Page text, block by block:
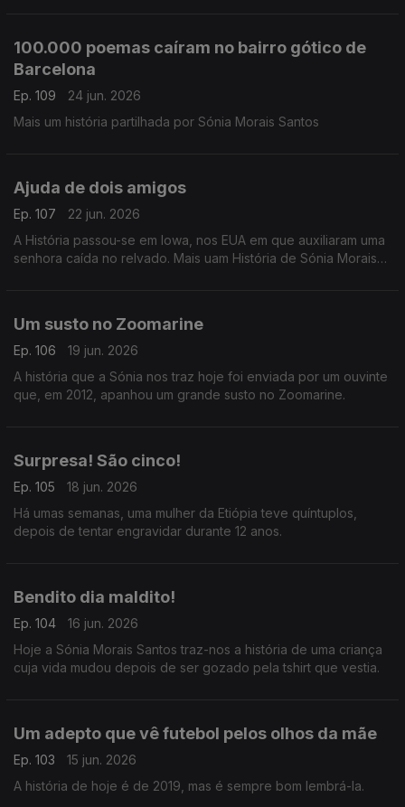
100.000 poemas caíram no bairro gótico de
Barcelona
Ep. 109
24 jun. 2026
Mais um história partilhada por Sónia Morais Santos
Ajuda de dois amigos
Ep. 107
22 jun. 2026
A História passou-se em Iowa, nos EUA em que auxiliaram uma
senhora caída no relvado. Mais uam História de Sónia Morais
Um susto no Zoomarine
Ep. 106
19 jun. 2026
A história que a Sónia nos traz hoje foi enviada por um ouvinte
que, em 2012, apanhou um grande susto no Zoomarine.
Surpresa! São cinco!
Ep. 105
18 jun. 2026
Há umas semanas, uma mulher da Etiópia teve quíntuplos,
depois de tentar engravidar durante 12 anos.
Bendito dia maldito!
Ep. 104
16 jun. 2026
Hoje a Sónia Morais Santos traz-nos a história de uma criança
cuja vida mudou depois de ser gozado pela tshirt que vestia.
Um adepto que vê futebol pelos olhos da mãe
Ep. 103
15 jun. 2026
A história de hoje é de 2019, mas é sempre bom lembrá-la.